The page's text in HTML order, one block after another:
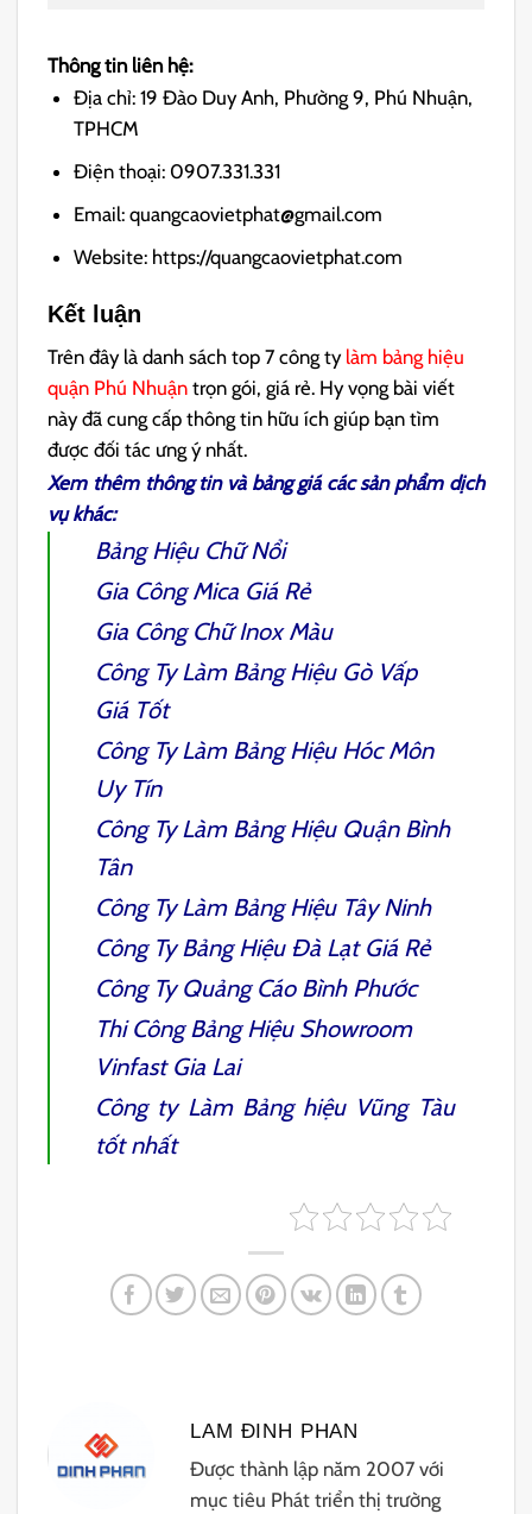
Thông tin liên hệ:
Địa chỉ: 19 Đào Duy Anh, Phường 9, Phú Nhuận,
TPHCM
Điện thoại: 0907.331.331
Email: quangcaovietphat@gmail.com
Website: https://quangcaovietphat.com
Kết luận
Trên đây là danh sách top 7 công ty làm bảng hiệu
quận Phú Nhuận trọn gói, giá rẻ. Hy vọng bài viết
này đã cung cấp thông tin hữu ích giúp bạn tìm
được đối tác ưng ý nhất.
Xem thêm thông tin và bảng giá các sản phẩm dịch
vụ khác:
Bảng Hiệu Chữ Nổi
Gia Công Mica Giá Rẻ
Gia Công Chữ Inox Màu
Công TyLàm Bảng Hiệu Gò Vấp
Giá Tốt
Công TyLàm Bảng Hiệu Hóc Môn
Uy Tín
Công TyLàm Bảng Hiệu Quận Bình
Tân
Công TyLàm Bảng Hiệu Tây Ninh
Công Ty Bảng Hiệu Đà LạtGiá Rẻ
Công Ty Quảng Cáo Bình Phước
Thi Công Bảng Hiệu Showroom
Vinfast Gia Lai
Công ty Làm Bảng hiệu Vũng Tàu
tốt nhất
LAM ĐINH PHAN
Được thành lập năm 2007 với
mục tiêu Phát triển thị trường